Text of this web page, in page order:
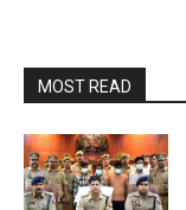
MOST READ